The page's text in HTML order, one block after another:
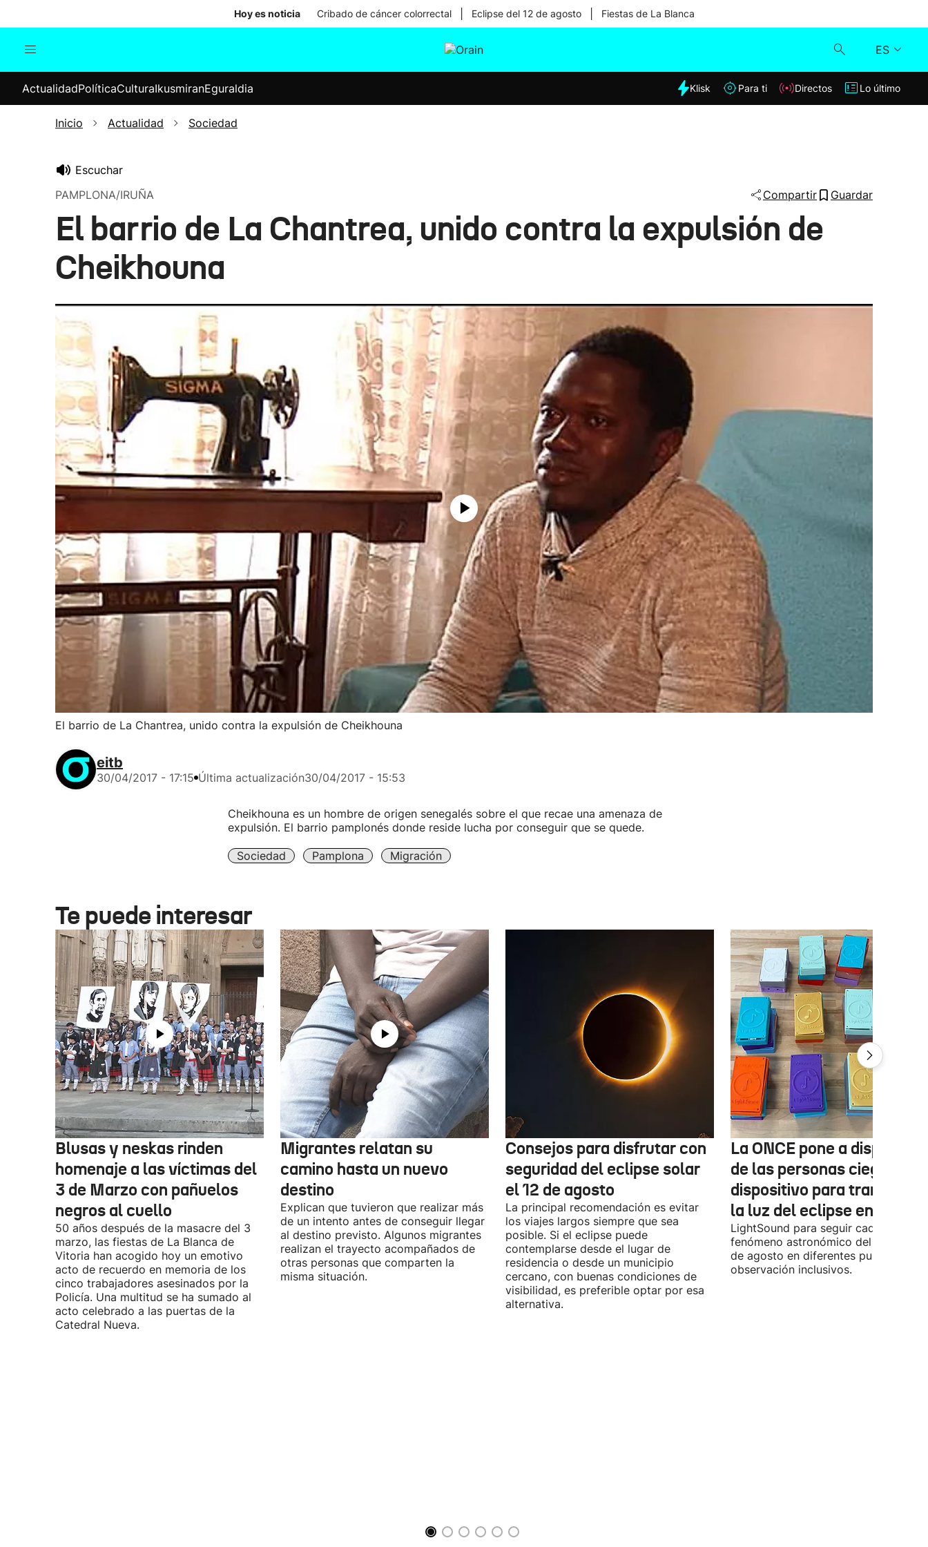
Hoy es noticia Cribado de cáncer colorrectal Eclipse del 12 de agosto Fiestas de La Blanca
ES
Internacional
Elecciones
Klisk
ActualidadPolíticaCulturaIkusmiranEguraldia Klisk Para ti Directos Lo último
Inicio Actualidad Sociedad
Escuchar
PAMPLONA/IRUÑA
Compartir Guardar
El barrio de La Chantrea, unido contra la expulsión de
Cheikhouna
El barrio de La Chantrea, unido contra la expulsión de Cheikhouna
eitb
30/04/2017 - 17:15 Última actualización30/04/2017 - 15:53
Cheikhouna es un hombre de origen senegalés sobre el que recae una amenaza de
expulsión. El barrio pamplonés donde reside lucha por conseguir que se quede.
Sociedad Pamplona Migración
Te puede interesar
Blusas y neskas rinden
homenaje a las víctimas del
3 de Marzo con pañuelos
negros al cuello
50 años después de la masacre del 3
marzo, las fiestas de La Blanca de
Vitoria han acogido hoy un emotivo
acto de recuerdo en memoria de los
cinco trabajadores asesinados por la
Policía. Una multitud se ha sumado al
acto celebrado a las puertas de la
Catedral Nueva.
Migrantes relatan su
camino hasta un nuevo
destino
Explican que tuvieron que realizar más
de un intento antes de conseguir llegar
al destino previsto. Algunos migrantes
realizan el trayecto acompañados de
otras personas que comparten la
misma situación.
Consejos para disfrutar con
seguridad del eclipse solar
el 12 de agosto
La principal recomendación es evitar
los viajes largos siempre que sea
posible. Si el eclipse puede
contemplarse desde el lugar de
residencia o desde un municipio
cercano, con buenas condiciones de
visibilidad, es preferible optar por esa
alternativa.
La ONCE pone a
de las personas ciegas un
dispositivo para
la luz del eclipse en
LightSound para seguir cada fase del
fenómeno astronómico del próximo
de agosto en diferentes puntos de
observación inclusivos.